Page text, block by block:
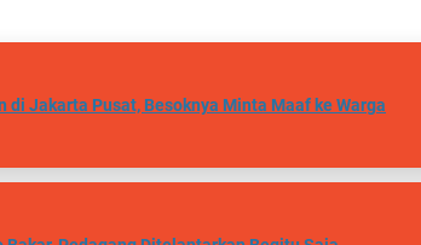
Jakarta Pusat, Besoknya Minta Maaf ke Warga